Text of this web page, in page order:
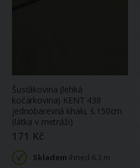
Šusťákovina (lehká
kočárkovina) KENT 438
jednobarevná khaki, š.150cm
(látka v metráži)
171 Kč
Skladem ihned 6.3 m